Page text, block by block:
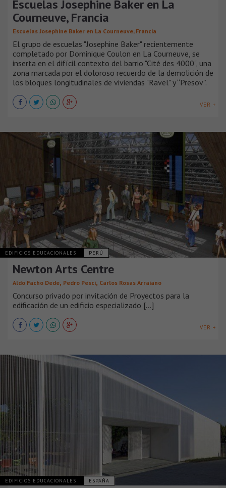
Escuelas Josephine Baker en La
Courneuve, Francia
Escuelas Josephine Baker en La Courneuve, Francia
El grupo de escuelas "Josephine Baker" recientemente
completado por Dominique Coulon en La Courneuve, se
inserta en el difícil contexto del barrio "Cité des 4000", una
zona marcada por el doloroso recuerdo de la demolición de
los bloques longitudinales de viviendas "Ravel" y “Presov”.
VER +
EDIFICIOS EDUCACIONALES PERÚ
Newton Arts Centre
Aldo Facho Dede, Pedro Pesci, Carlos Rosas Arraiano
Concurso privado por invitación de Proyectos para la
edificación de un edificio especializado [...]
VER +
EDIFICIOS EDUCACIONALES ESPAÑA